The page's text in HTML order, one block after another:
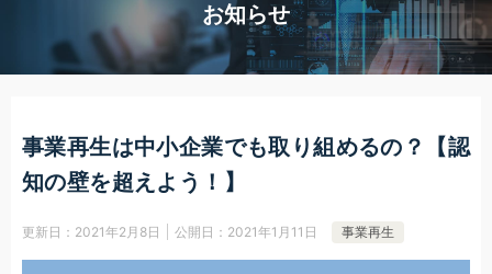
お知らせ
事業再生は中小企業でも取り組めるの？【認
知の壁を超えよう！】
更新日： 2021年2月8日 公開日： 2021年1月11日 事業再生